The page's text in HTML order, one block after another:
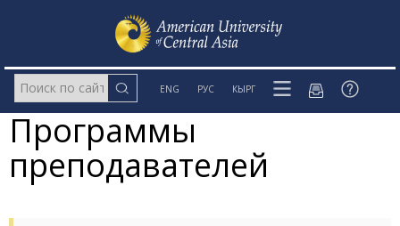
ENG РУС КЫРГ
Программы
преподавателей